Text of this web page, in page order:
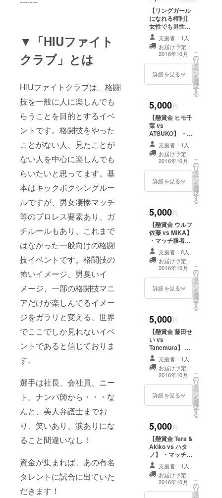
▼「HIUファイト
クラブ」とは
HIUファイトクラブは、格闘
技を一般に人に楽しんでも
らうことを目的とするイベ
ントです。格闘技をやった
ことがない人、見たことが
ない人を中心に楽しんでも
らいたいと思ってます。基
本はキックボクシングルー
ルですが、男女凄惨マッチ
等のプロレス要素あり、ガ
チルールもあり、これまで
はなかった一般向けの格闘
技イベントです。格闘技の
怖いイメージ、男臭いイ
メージ、一部の格闘技マニ
アだけが楽しんでるイメー
ジをガラリと変える、世界
でここでしか見れないイベ
ントであると信じておりま
す。
選手は社長、会社員、ニー
ト、ナンパ師から・・・な
んと、美人弁護士までお
り、笑いあり、涙ありにな
ること間違いなし！
資金が集まれば、あの有名
タレントに試合に出ていた
だきます！
打ち(1
分)を行
います
良い音
を出し
たミッ
ト打ち
をした
ただき
#判定
は運営
側の独
断と偏
見で決
定しま
す！ご
ださ
い。
【リングガール
になれる権利】
女性でも男性で
も自信のある奴
出てこいや！
（高田延彦風）
#HIUファイトク
ラブを観戦で
き、ワンドリン
にパフォーマン
スしていただき
ます #パフォー
マンス内容等
は、10/16～の週
に通知します #
パフォーマンス
の様子はネット
で生配信します
（ニコ生 or
Abema Freshを
予定)
支援者：1人
お届け予定：
2016年10月
詳細を見る
こ
の
リ
タ
ー
ン
を
選
択
す
る
5,000円
【懸賞金 ヒモ千
葉 vs
ATSUKO】 ・
マッチ勝者総取
りの懸賞金！ ・
勝者インタ
ビューにて、お
名前と口数、感
謝の言葉をお伝
差し引いた額を
懸賞金とします
支援者：1人
お届け予定：
2016年10月
詳細を見る
こ
の
リ
タ
ー
ン
を
選
択
す
る
5,000円
【懸賞金 ウルフ
佐藤 vs MIKA】
・マッチ勝者総
取りの懸賞金！
・勝者インタ
ビューにて、お
名前と口数、感
謝の言葉をお伝
えします！ ※
懸賞金とします
支援者：0人
お届け予定：
2016年10月
詳細を見る
こ
の
リ
タ
ー
ン
を
選
択
す
る
5,000円
【懸賞金 藤田せ
い vs
Tanemura】 ・
マッチ勝者総取
りの懸賞金！ ・
勝者インタ
ビューにて、お
名前と口数、感
謝の言葉をお伝
差し引いた額を
懸賞金とします
支援者：1人
お届け予定：
2016年10月
詳細を見る
こ
の
リ
タ
ー
ン
を
選
択
す
る
5,000円
【懸賞金 Tera &
Akiko vs ハタ
ノ】 ・マッチ勝
者総取りの懸賞
金！ ・勝者イン
タビューにて、
お名前と口数、
感謝の言葉をお
支援者：1人
お届け予定：
2016年10月
こ
の
リ
タ